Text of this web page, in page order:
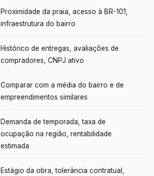
Proximidade da praia, acesso à BR-101,
infraestrutura do bairro
Histórico de entregas, avaliações de
compradores, CNPJ ativo
Comparar com a média do bairro e de
empreendimentos similares
Demanda de temporada, taxa de
ocupação na região, rentabilidade
estimada
Estágio da obra, tolerância contratual,